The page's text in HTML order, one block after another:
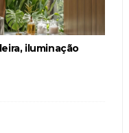
iluminação